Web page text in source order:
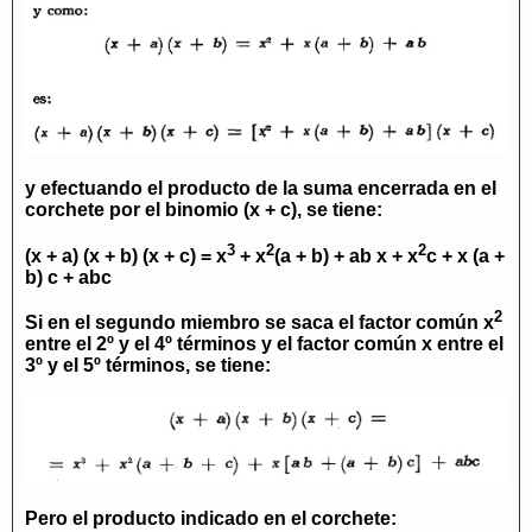
y efectuando el producto de la suma encerrada en el
corchete por el binomio (x + c), se tiene:
(x + a) (x + b) (x + c) = x3 + x2(a + b) + ab x + x2c + x (a +
b) c + abc
Si en el segundo miembro se saca el factor común x2
entre el 2º y el 4º términos y el factor común x entre el
3º y el 5º términos, se tiene:
Pero el producto indicado en el corchete: